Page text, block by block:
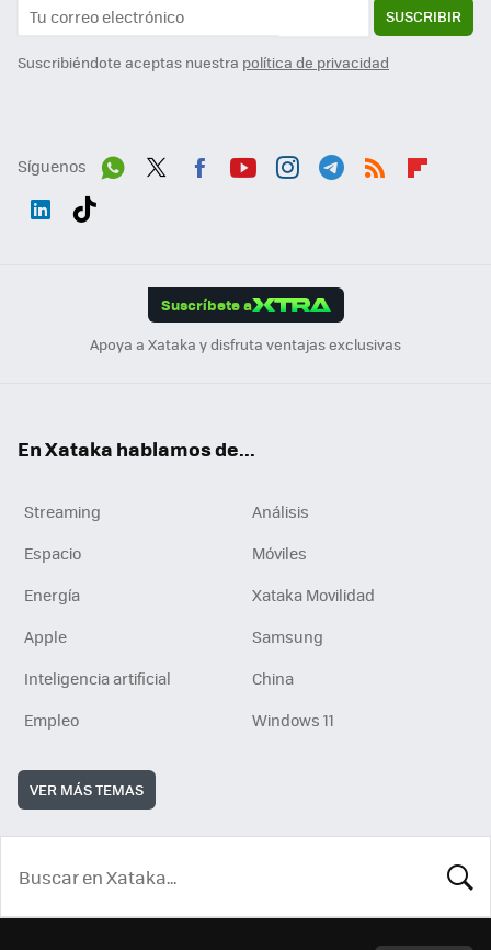
SUSCRIBIR
Suscribiéndote aceptas nuestra política de privacidad
Síguenos
Suscríbete a
Apoya a Xataka y disfruta ventajas exclusivas
En Xataka hablamos de...
Streaming
Análisis
Espacio
Móviles
Energía
Xataka Movilidad
Apple
Samsung
Inteligencia artificial
China
Empleo
Windows 11
VER MÁS TEMAS